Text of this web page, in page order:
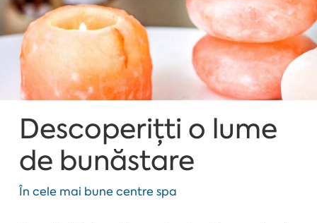
Descoperițti o lume
de bunăstare
În cele mai bune centre spa